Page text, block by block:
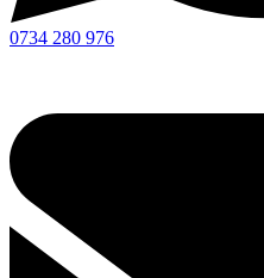
0734 280 976